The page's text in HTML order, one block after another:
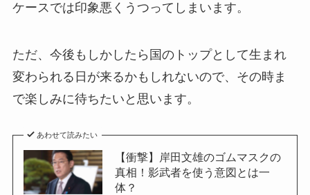
ケースでは印象悪くうつってしまいます。
ただ、今後もしかしたら国のトップとして生まれ
変わられる日が来るかもしれないので、その時ま
で楽しみに待ちたいと思います。
あわせて読みたい
【衝撃】岸田文雄のゴムマスクの
真相！影武者を使う意図とは一
体？